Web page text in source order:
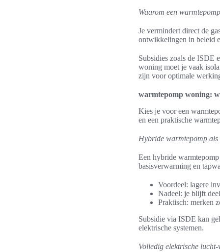
Waarom een
Je vermindert direct de
ontwikkelingen in beleid
Subsidies zoals de ISDE
woning moet je vaak
zijn voor optimale
warmtepomp woning:
Kies je voor een
en een praktische
Hybride warmtepomp
Een hybride
basisverwarming en
Voordeel: lagere
Nadeel: je blijft
Praktisch: merken
Subsidie via ISDE kan
elektrische systemen.
Volledig elektrische